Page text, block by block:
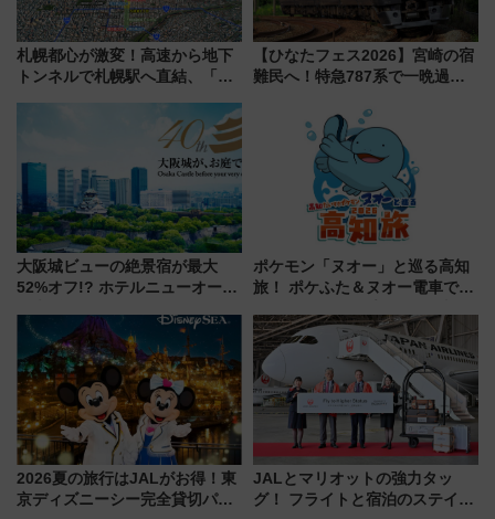
札幌都心が激変！高速から地下
トンネルで札幌駅へ直結、「創
から本格着工、延長4.8km整備
【ひなたフェス2026】宮崎の宿
難民へ！特急787系で一晩過ご
ローおひさま」が救世主に？
大阪城ビューの絶景宿が最大
52%オフ!? ホテルニューオータ
ール」で秋の関西旅を豪華にす
る方法（8月20日まで！）
ポケモン「ヌオー」と巡る高知
旅！ ポケふた＆ヌオー電車で楽
路の絶景と絶品グルメを満喫！
（7月18日スタート）
2026夏の旅行はJALがお得！東
京ディズニーシー完全貸切パー
JALとマリオットの強力タッ
グ！ フライトと宿泊のステイタ